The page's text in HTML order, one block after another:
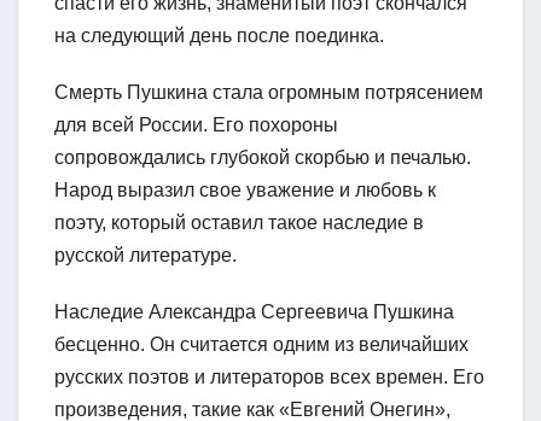
на следующий день после поединка.
Смерть Пушкина стала огромным потрясением
для всей России. Его похороны
сопровождались глубокой скорбью и печалью.
Народ выразил свое уважение и любовь к
поэту, который оставил такое наследие в
русской литературе.
Наследие Александра Сергеевича Пушкина
бесценно. Он считается одним из величайших
русских поэтов и литераторов всех времен. Его
произведения, такие как «Евгений Онегин»,